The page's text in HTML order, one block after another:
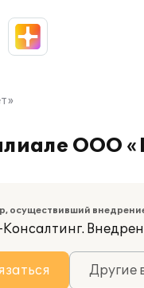
ООО
осуществивший
Другие